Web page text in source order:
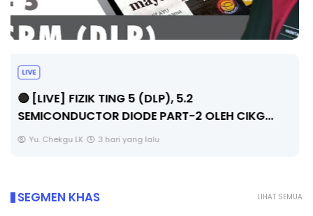
LIVE
🔴 [LIVE] PRINSIP PERAKAUNAN, PECUT SKOR
SOALAN 1 TRIAL OLEH CIKGU WAN...
Yu. Chekgu LK 3 hari yang lalu
LIHAT SEMUA
SEGMEN KHAS